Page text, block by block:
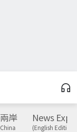
兩岸
China
News
(English Edition)